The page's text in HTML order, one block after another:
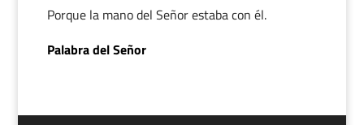
Porque la mano del Señor estaba con él.
Palabra del Señor